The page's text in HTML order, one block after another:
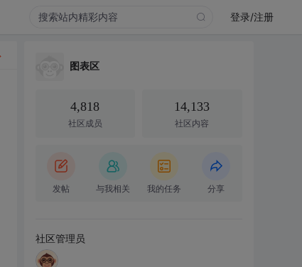
登录/注册
图表区
4,818
社区成员
14,133
社区内容
发帖 与我相关 我的任务 分享
社区管理员